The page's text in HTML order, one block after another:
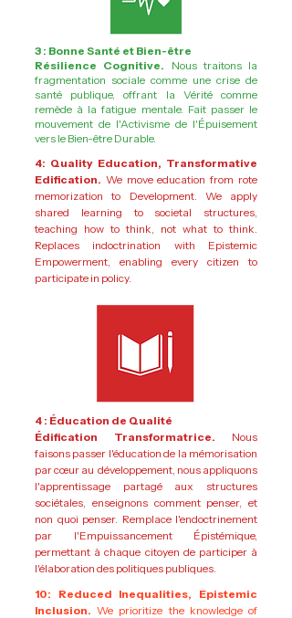
3 : Bonne Santé et Bien-être
Résilience Cognitive. Nous traitons la
fragmentation sociale comme une crise de
santé publique, offrant la Vérité comme
remède à la fatigue mentale. Fait passer le
mouvement de l'Activisme de l'Épuisement
vers le Bien-être Durable.
4: Quality Education, Transformative
Edification. We move education from rote
memorization to Development. We apply
shared learning to societal structures,
teaching how to think, not what to think.
Replaces indoctrination with Epistemic
Empowerment, enabling every citizen to
participate in policy.
4 : Éducation de Qualité
Édification Transformatrice. Nous
faisons passer l'éducation de la mémorisation
par cœur au développement, nous appliquons
l'apprentissage partagé aux structures
sociétales, enseignons comment penser, et
non quoi penser. Remplace l'endoctrinement
par l'Empuissancement Épistémique,
permettant à chaque citoyen de participer à
l'élaboration des politiques publiques.
10: Reduced Inequalities, Epistemic
Inclusion. We prioritize the knowledge of